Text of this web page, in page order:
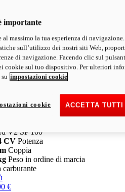
V2 SP
CVPotenza
Coppia
Peso in ordine di marcia
carburante
35 kW: 18.890 € i
di più
V2 SP 100
CV Potenza
Coppia
Peso in ordine di marcia
carburante
€
importante
massimo la tua esperienza di
sull’utilizzo dei nostri siti Web,
di navigazione. Facendo clic sul
cookie sul tuo dispositivo. Per ulteriori
impostazioni cookie
ACCETTA
cookie